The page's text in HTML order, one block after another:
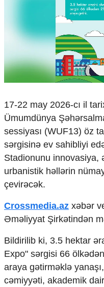
Siyasi
Geosiyasi
İqtisadi
Sosioloji
Multimedia
Foto
Video
İnfoqrafika
Podcast
Humanitar
Elm və təhsil
Mədəniyyət
Diaspor
Yüksəliş hekayəsi
Mədəniyyətimizin
Zəfər Diasporu
Səhiyyə
Ailə və uşaq
Turizm
17-22 may 2026-cı il
Ümumdünya
sessiyası (WUF13) öz
sərgisinə ev sahibliyi
Stadionunu innovasiya,
urbanistik həllərin
çevirəcək.
Crossmedia.az xəbər
Əməliyyat Şirkətindən
Bildirilib ki, 3.5 hektar
Expo" sərgisi 66
araya gətirməklə
cəmiyyəti, akademik